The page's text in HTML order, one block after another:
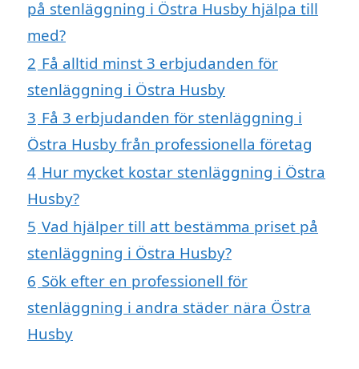
på stenläggning i Östra Husby hjälpa till
med?
2 Få alltid minst 3 erbjudanden för
stenläggning i Östra Husby
3 Få 3 erbjudanden för stenläggning i
Östra Husby från professionella företag
4 Hur mycket kostar stenläggning i Östra
Husby?
5 Vad hjälper till att bestämma priset på
stenläggning i Östra Husby?
6 Sök efter en professionell för
stenläggning i andra städer nära Östra
Husby